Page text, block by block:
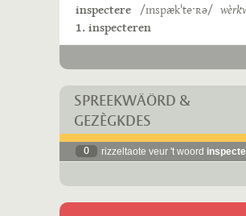
inspectere /ɪnspækˈteˑʀə/
1. inspecteren
SPREEKWÄÖRD &
GEZÈGKDES
0 rizzeltaote veur 't woord